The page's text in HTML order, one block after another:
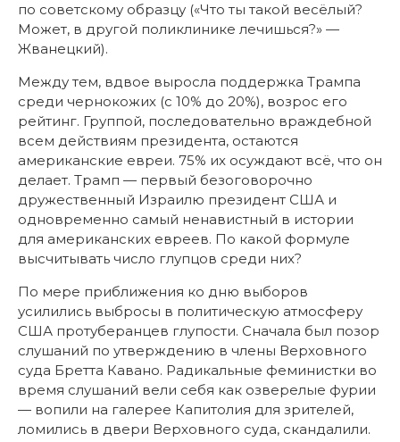
по советскому образцу («Что ты такой весёлый?
Может, в другой поликлинике лечишься?» —
Жванецкий).
Между тем, вдвое выросла поддержка Трампа
среди чернокожих (с 10% до 20%), возрос его
рейтинг. Группой, последовательно враждебной
всем действиям президента, остаются
американские евреи. 75% их осуждают всё, что он
делает. Трамп — первый безоговорочно
дружественный Израилю президент США и
одновременно самый ненавистный в истории
для американских евреев. По какой формуле
высчитывать число глупцов среди них?
По мере приближения ко дню выборов
усилились выбросы в политическую атмосферу
США протуберанцев глупости. Сначала был позор
слушаний по утверждению в члены Верховного
суда Бретта Кавано. Радикальные феминистки во
время слушаний вели себя как озверелые фурии
— вопили на галерее Капитолия для зрителей,
ломились в двери Верховного суда, скандалили.